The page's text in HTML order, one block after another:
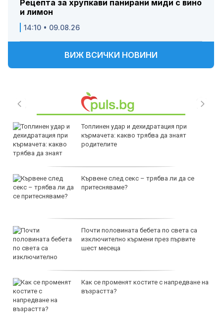
Рецепта за хрупкави панирани миди с вино
и лимон
14:10 • 09.08.26
ВИЖ ВСИЧКИ НОВИНИ
Топлинен удар и дехидратация при
кърмачета: какво трябва да знаят
родителите
Кървене след секс – трябва ли да се
притесняваме?
Почти половината бебета по света са
изключително кърмени през първите
шест месеца
Как се променят костите с напредване на
възрастта?